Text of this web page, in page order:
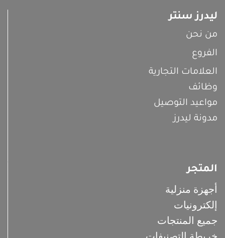
ليدرز سنتر
من نحن
الفروع
العلامات التجارية
وظائف
مواعيد التوصيل
مدونة ليدرز
المتجر
أجهزة منزلية
إلكترونيات
جميع المنتجات